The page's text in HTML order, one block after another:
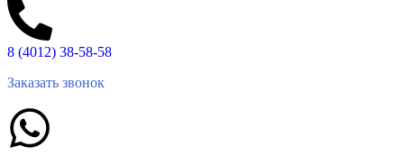
8 (4012) 38-58-58
Заказать звонок